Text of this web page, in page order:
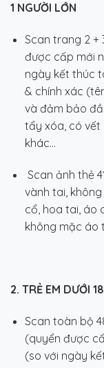
1 NGƯỜI LỚN
Scan trang 2 +
được cấp mới
ngày kết thúc
& chính xác
và đảm bảo
tẩy xóa, có vết
khác…
Scan ảnh thẻ
vành tai,
cổ, hoa tai, áo
không mặc áo
2. TRẺ EM DƯỚI
Scan toàn bộ
(quyển được
(so với ngày